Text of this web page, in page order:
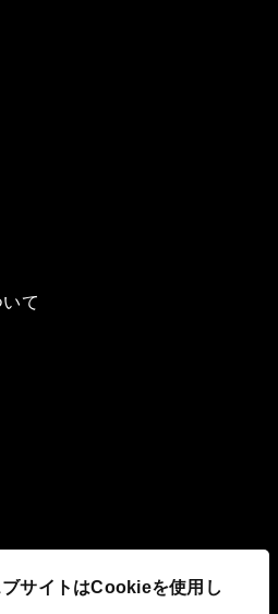
ブサイトはCookieを使用し
て
組み